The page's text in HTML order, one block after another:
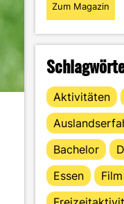
Zum Magazin
Aktivitäten
Bachelor
Essen
Film